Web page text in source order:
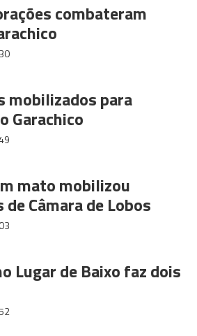
combateram
mobilizados para
Garachico
mato mobilizou
Câmara de Lobos
Lugar de Baixo faz dois